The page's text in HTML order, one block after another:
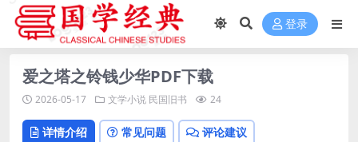
登录
爱之塔之铃钱少华PDF下载
2026-05-17 文学小说 民国旧书 24
详情介绍 常见问题 评论建议